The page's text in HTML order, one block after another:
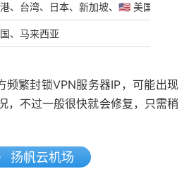
、台湾、日本、新加坡、🇺🇸 美国、韩国
、马来西亚
繁封锁VPN服务器IP，可能出现
，不过一般很快就会修复，只需稍
扬帆云机场